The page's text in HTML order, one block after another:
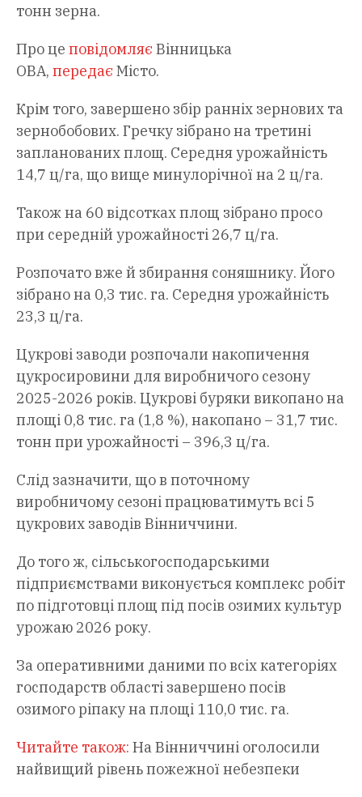
тонн зерна.
Про це повідомляє Вінницька
ОВА, передає Місто.
Крім того, завершено збір ранніх зернових та
зернобобових. Гречку зібрано на третині
запланованих площ. Середня урожайність
14,7 ц/га, що вище минулорічної на 2 ц/га.
Також на 60 відсотках площ зібрано просо
при середній урожайності 26,7 ц/га.
Розпочато вже й збирання соняшнику. Його
зібрано на 0,3 тис. га. Середня урожайність
23,3 ц/га.
Цукрові заводи розпочали накопичення
цукросировини для виробничого сезону
2025-2026 років. Цукрові буряки викопано на
площі 0,8 тис. га (1,8 %), накопано – 31,7 тис.
тонн при урожайності – 396,3 ц/га.
Слід зазначити, що в поточному
виробничому сезоні працюватимуть всі 5
цукрових заводів Вінниччини.
До того ж, сільськогосподарськими
підприємствами виконується комплекс робіт
по підготовці площ під посів озимих культур
урожаю 2026 року.
За оперативними даними по всіх категоріях
господарств області завершено посів
озимого ріпаку на площі 110,0 тис. га.
Читайте також: На Вінниччині оголосили
найвищий рівень пожежної небезпеки